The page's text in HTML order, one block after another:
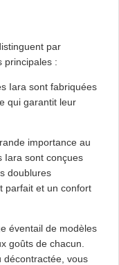
par
principales :
Iara sont fabriquées
qui garantit leur
importance au
Iara sont conçues
doublures
parfait et un confort
éventail de modèles
goûts de chacun.
décontractée, vous